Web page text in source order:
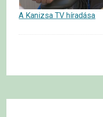
A Kanizsa TV híradása